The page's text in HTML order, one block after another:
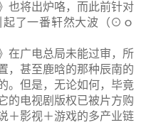
也将出炉咯，而此前针对
起了一番轩然大波（⊙ｏ
在广电总局未能过审，所
，甚至鹿晗的那种辰南的
。但是，无论如何，毕竟
的电视剧版权已被片方购
＋影视＋游戏的多产业链